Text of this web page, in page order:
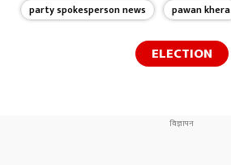
party spokesperson news
pawan khera
ELECTION